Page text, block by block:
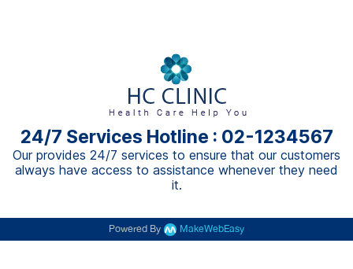
24/7 Services Hotline : 02-1234567
Our provides 24/7 services to ensure that our customers
always have access to assistance whenever they need
it.
Powered By MakeWebEasy